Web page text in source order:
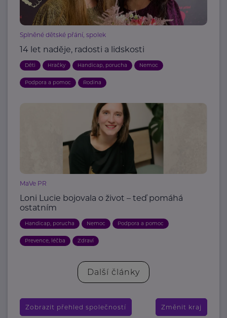
Splněné dětské přání, spolek
14 let naděje, radosti a lidskosti
Děti Hračky Handicap, porucha Nemoc
Podpora a pomoc Rodina
MaVe PR
Loni Lucie bojovala o život – teď pomáhá
ostatním
Handicap, porucha Nemoc Podpora a pomoc
Prevence, léčba Zdraví
Další články
Zobrazit přehled společností Změnit kraj